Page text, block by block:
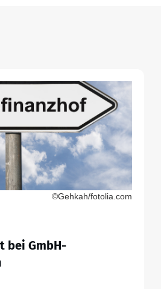
©Gehkah/fotolia.com
bei GmbH-